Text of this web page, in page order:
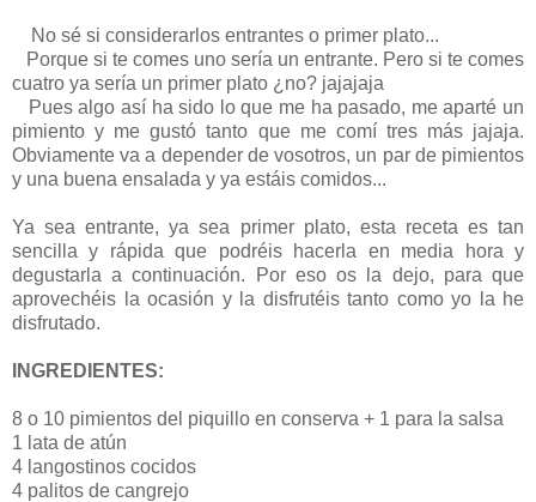
No sé si considerarlos entrantes o primer plato...
Porque si te comes uno sería un entrante. Pero si te comes
cuatro ya sería un primer plato ¿no? jajajaja
Pues algo así ha sido lo que me ha pasado, me aparté un
pimiento y me gustó tanto que me comí tres más jajaja.
Obviamente va a depender de vosotros, un par de pimientos
y una buena ensalada y ya estáis comidos...
Ya sea entrante, ya sea primer plato, esta receta es tan
sencilla y rápida que podréis hacerla en media hora y
degustarla a continuación. Por eso os la dejo, para que
aprovechéis la ocasión y la disfrutéis tanto como yo la he
disfrutado.
INGREDIENTES:
8 o 10 pimientos del piquillo en conserva + 1 para la salsa
1 lata de atún
4 langostinos cocidos
4 palitos de cangrejo